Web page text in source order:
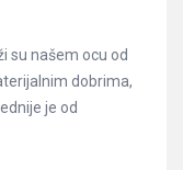
su našem ocu od
dobrima,
je od